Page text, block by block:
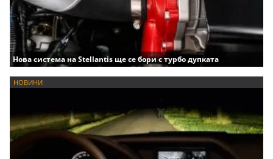
Нова система на Stellantis ще се бори с турбо дупката
НОВИНИ